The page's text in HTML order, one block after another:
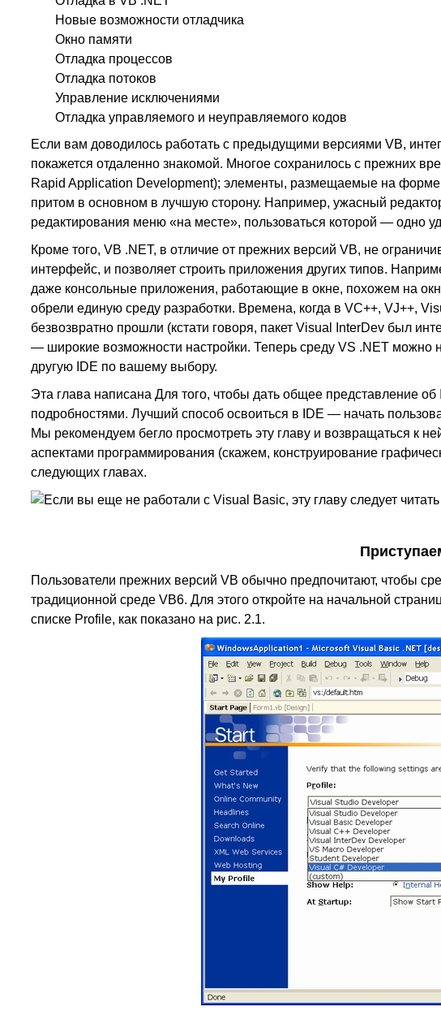
Новые возможности отладчика
Окно памяти
Отладка процессов
Отладка потоков
Управление исключениями
Отладка управляемого и неуправляемого кодов
Если вам доводилось работать с предыдущими версиями VB,
покажется отдаленно знакомой. Многое сохранилось с прежних
Rapid Application Development); элементы, размещаемые на
притом в основном в лучшую сторону. Например, ужасный
редактирования меню «на месте», пользоваться которой — одно
Кроме того, VB .NET, в отличие от прежних версий VB, не
интерфейс, и позволяет строить приложения других типов.
даже консольные приложения, работающие в окне, похожем на
обрели единую среду разработки. Времена, когда в VC++, VJ++,
безвозвратно прошли (кстати говоря, пакет Visual InterDev был
— широкие возможности настройки. Теперь среду VS .NET можно
другую IDE по вашему выбору.
Эта глава написана Для того, чтобы дать общее представление
подробностями. Лучший способ освоиться в IDE — начать
Мы рекомендуем бегло просмотреть эту главу и возвращаться к
аспектами программирования (скажем, конструирование
следующих главах.
Если вы еще не работали с Visual Basic, эту главу следует
Пользователи прежних версий VB обычно предпочитают, чтобы
традиционной среде VB6. Для этого откройте на начальной
списке Profile, как показано на рис. 2.1.